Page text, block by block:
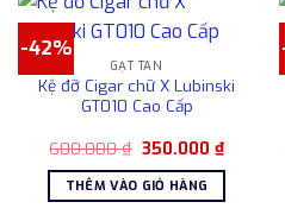
-42%
GẠT TÀN
Kệ đỡ Cigar chữ X Lubinski
GT010 Cao Cấp
600.000₫ Giá
là:
600.000 ₫.
350.000 ₫Giá
hiện
tại
350.000
THÊM VÀO GIỎ HÀNG